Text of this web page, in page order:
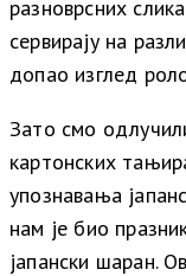
разноврсних
сервирају на
допао изглед
Зато смо
картонских
упознавања
нам је био
јапански шаран.